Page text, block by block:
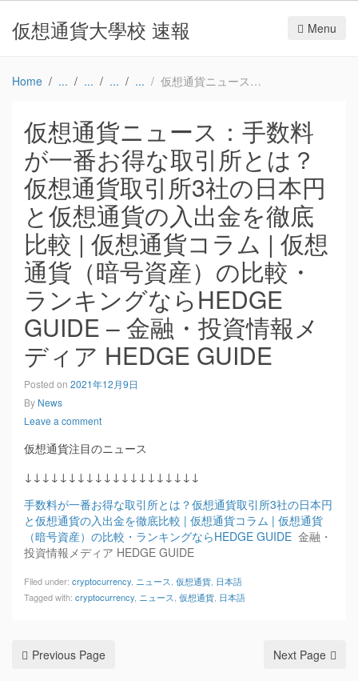
仮想通貨大學校 速報 Menu
Home 仮想通貨ニュース：手数料が一番お得な取引所とは？仮想通貨取引所3社の日本円と仮想通貨の入出金を徹底比較 | 仮想通貨コラム | 仮想通貨（暗号資産）の比較・ランキングならHEDGE GUIDE – 金融・投資情報メディア HEDGE GUIDE
仮想通貨ニュース：手数料
が一番お得な取引所とは？
仮想通貨取引所3社の日本円
と仮想通貨の入出金を徹底
比較 | 仮想通貨コラム | 仮想
通貨（暗号資産）の比較・
ランキングならHEDGE
GUIDE – 金融・投資情報メ
ディア HEDGE GUIDE
Posted on 2021年12月9日
By News
Leave a comment
仮想通貨注目のニュース
↓↓↓↓↓↓↓↓↓↓↓↓↓↓↓↓↓↓↓↓
手数料が一番お得な取引所とは？仮想通貨取引所3社の日本円
と仮想通貨の入出金を徹底比較 | 仮想通貨コラム | 仮想通貨
（暗号資産）の比較・ランキングならHEDGE GUIDE 金融・
投資情報メディア HEDGE GUIDE
Filed under: cryptocurrency ニュース 仮想通貨 日本語
Tagged with: cryptocurrency ニュース 仮想通貨 日本語
Previous Page Next Page